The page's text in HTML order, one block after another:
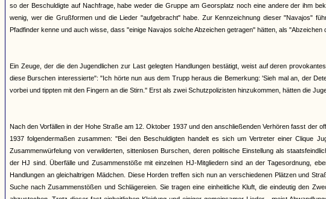
so der Beschuldigte auf Nachfrage, habe weder die Gruppe am Georsplatz noch eine andere der ihm
wenig, wer die Grußformen und die Lieder "aufgebracht" habe. Zur Kennzeichnung dieser "Navajos"
Pfadfinder kenne und auch wisse, dass "einige Navajos solche Abzeichen getragen" hätten, als "Abzeichen
Ein Zeuge, der die den Jugendlichen zur Last gelegten Handlungen bestätigt, weist auf deren
diese Burschen interessierte": "Ich hörte nun aus dem Trupp heraus die Bemerkung: 'Sieh mal an, der
vorbei und tippten mit den Fingern an die Stirn." Erst als zwei Schutzpolizisten hinzukommen, hätten die
Nach den Vorfällen in der Hohe Straße am 12. Oktober 1937 und den anschließenden Verhören fasst der
1937 folgendermaßen zusammen: "Bei den Beschuldigten handelt es sich um Vertreter einer Clique
Zusammenwürfelung von verwilderten, sittenlosen Burschen, deren politische Einstellung als
der HJ sind. Überfälle und Zusammenstöße mit einzelnen HJ-Mitgliedern sind an der Tagesordnung,
Handlungen an gleichaltrigen Mädchen. Diese Horden treffen sich nun an verschiedenen Plätzen und
Suche nach Zusammenstößen und Schlägereien. Sie tragen eine einheitliche Kluft, die eindeutig den